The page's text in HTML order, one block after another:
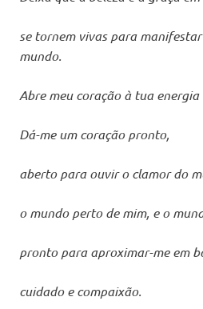
se tornem vivas para
mundo.
Abre meu coração à tua energia
Dá-me um coração pronto,
aberto para ouvir o clamor do
o mundo perto de mim, e o
pronto para aproximar-me em
cuidado e compaixão.